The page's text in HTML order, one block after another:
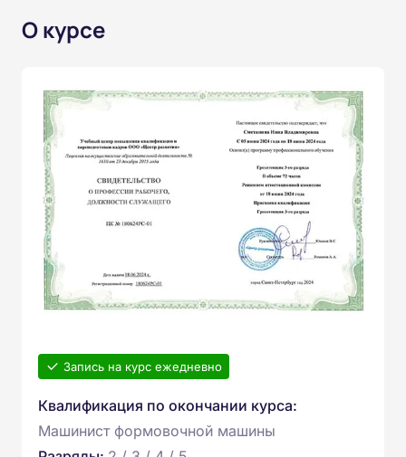
О курсе
Запись на курс ежедневно
Квалификация по окончании курса:
Машинист формовочной машины